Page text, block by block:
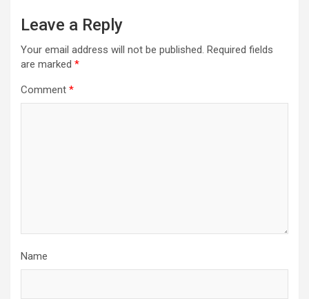
Leave a Reply
Your email address will not be published. Required fields
are marked *
Comment *
Name